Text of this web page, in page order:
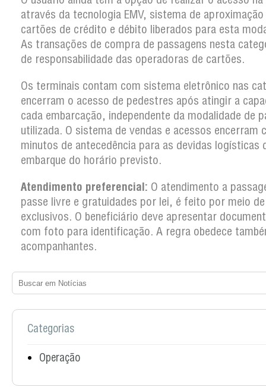
através da tecnologia EMV, sistema de
cartões de crédito e débito liberados para esta
As transações de compra de passagens nesta
de responsabilidade das operadoras de cartões.
Os terminais contam com sistema eletrônico nas
encerram o acesso de pedestres após atingir a
cada embarcação, independente da modalidade de
utilizada. O sistema de vendas e acessos encerram
minutos de antecedência para as devidas logísticas
embarque do horário previsto.
Atendimento preferencial: O atendimento a
passe livre e gratuidades por lei, é feito por meio
exclusivos. O beneficiário deve apresentar
com foto para identificação. A regra obedece
acompanhantes.
Categorias
Operação